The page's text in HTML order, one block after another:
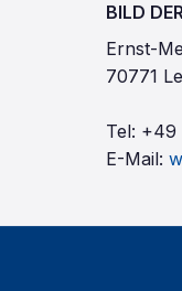
BILD
Ernst-
70771
Tel: +49
E-Mail: